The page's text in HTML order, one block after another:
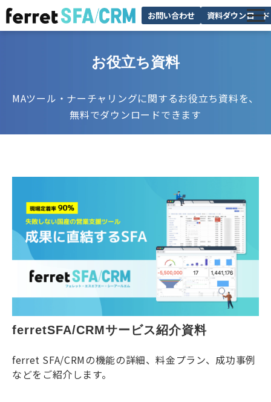
お問い合わせ 資料ダウンロード
料金
サポート
お役立ち情報
お役立ち資料
MAツール・ナーチャリングに関するお役立ち資料を、
無料でダウンロードできます
ferretSFA/CRMサービス紹介資料
ferret SFA/CRMの機能の詳細、料金プラン、成功事例
などをご紹介します。